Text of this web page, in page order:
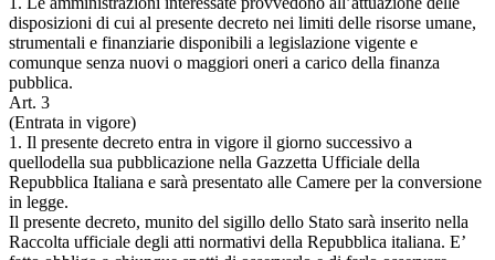
disposizioni di cui al presente decreto nei limiti delle risorse umane,
strumentali e finanziarie disponibili a legislazione vigente e
comunque senza nuovi o maggiori oneri a carico della finanza
pubblica.
Art. 3
(Entrata in vigore)
1. Il presente decreto entra in vigore il giorno successivo a
quellodella sua pubblicazione nella Gazzetta Ufficiale della
Repubblica Italiana e sarà presentato alle Camere per la conversione
in legge.
Il presente decreto, munito del sigillo dello Stato sarà inserito nella
Raccolta ufficiale degli atti normativi della Repubblica italiana. E’